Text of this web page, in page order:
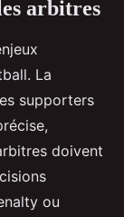
arbitres
La
supporters
doivent
ou